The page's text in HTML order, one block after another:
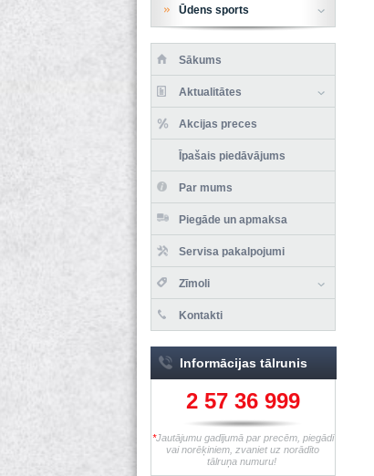
Ūdens sports
Sākums
Aktualitātes
Akcijas preces
Īpašais piedāvājums
Par mums
Piegāde un apmaksa
Servisa pakalpojumi
Zīmoli
Kontakti
Informācijas tālrunis
2 57 36 999
*Jautājumu gadījumā par precēm, piegādi
vai norēķiniem, zvaniet uz norādīto
tālruņa numuru!